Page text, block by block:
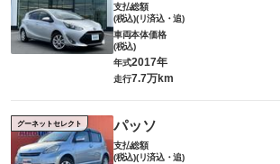
支払総額
(税込)(リ済込・追)
車両本体価格
(税込)
年式2017年
走行7.7万km
グーネットセレクト パッソ
支払総額
(税込)(リ済込・追)